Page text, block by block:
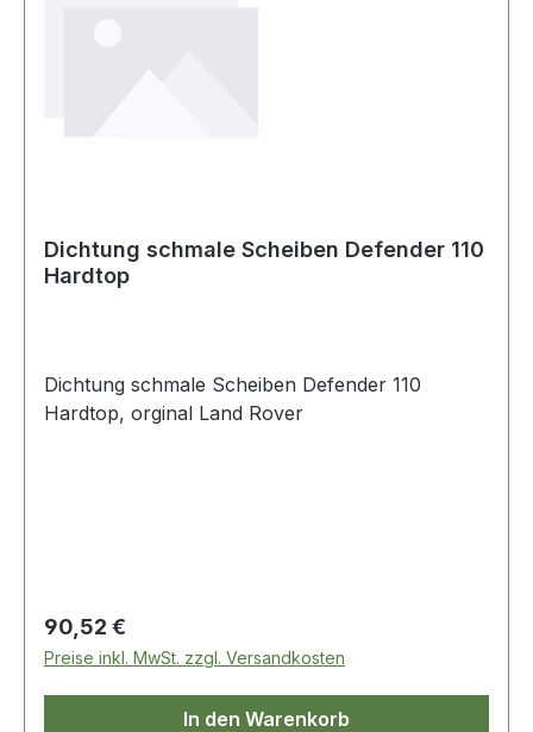
Dichtung schmale Scheiben Defender 110
Hardtop
Dichtung schmale Scheiben Defender 110
Hardtop, orginal Land Rover
Regulärer Preis:
90,52 €
Preise inkl. MwSt. zzgl. Versandkosten
In den Warenkorb